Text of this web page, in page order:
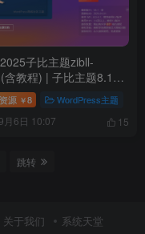
子比主题zibll-
含教程) | 子比主题8.1开
授权
源 ￥8 WordPress主题
9月6日 10:07 15
跳转
关于我们 系统天堂